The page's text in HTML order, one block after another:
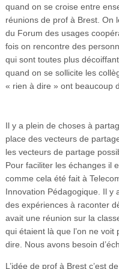
quand on se croise entre
réunions de prof à Brest. On
du Forum des usages
fois on rencontre des
qui sont toutes plus
quand on se sollicite les
« rien à dire » ont beaucoup
Il y a plein de choses à
place des vecteurs de
les vecteurs de partage
Pour faciliter les échanges il
comme cela été fait à
Innovation Pédagogique. Il y
des expériences à raconter
avait une réunion sur la
qui étaient là que l’on ne
dire. Nous avons besoin
L’idée de prof à Brest c’est